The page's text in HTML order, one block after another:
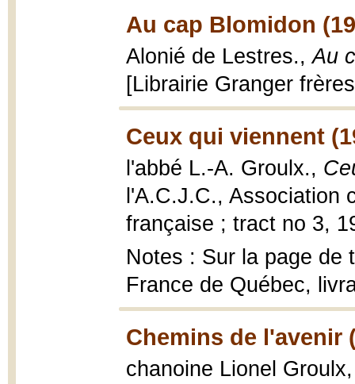
Au cap Blomidon
Alonié de Lestres.,Au
[Librairie Granger
Ceux qui viennent
l'abbé L.-A. Groulx.,
l'A.C.J.C., Association
française ; tract no 3,
Notes : Sur la page de
France de Québec,
Chemins de l'avenir
chanoine Lionel